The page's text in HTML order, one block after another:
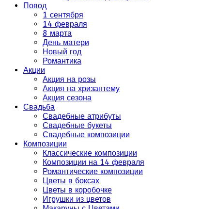
Повод
1 сентября
14 февраля
8 марта
День матери
Новый год
Романтика
Акции
Акция на розы
Акция на хризантему
Акция сезона
Свадьба
Свадебные атрибуты
Свадебные букеты
Свадебные композиции
Композиции
Классические композиции
Композиции на 14 февраля
Романтические композиции
Цветы в боксах
Цветы в коробочке
Игрушки из цветов